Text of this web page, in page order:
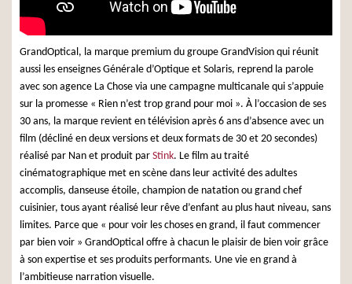
GrandOptical, la marque premium du groupe GrandVision qui réunit
aussi les enseignes Générale d’Optique et Solaris, reprend la parole
avec son agence La Chose via une campagne multicanale qui s’appuie
sur la promesse « Rien n’est trop grand pour moi ». À l’occasion de ses
30 ans, la marque revient en télévision après 6 ans d’absence avec un
film (décliné en deux versions et deux formats de 30 et 20 secondes)
réalisé par Nan et produit par Stink. Le film au traité
cinématographique met en scène dans leur activité des adultes
accomplis, danseuse étoile, champion de natation ou grand chef
cuisinier, tous ayant réalisé leur rêve d’enfant au plus haut niveau, sans
limites. Parce que « pour voir les choses en grand, il faut commencer
par bien voir » GrandOptical offre à chacun le plaisir de bien voir grâce
à son expertise et ses produits performants. Une vie en grand à
l’ambitieuse narration visuelle.